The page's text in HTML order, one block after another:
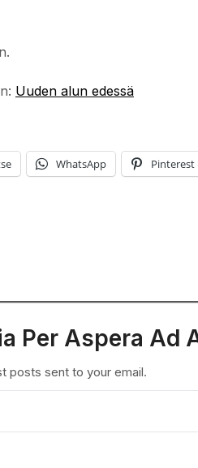
Uuden alun edessä
WhatsApp Pinterest
Per Aspera Ad
posts sent to your email.